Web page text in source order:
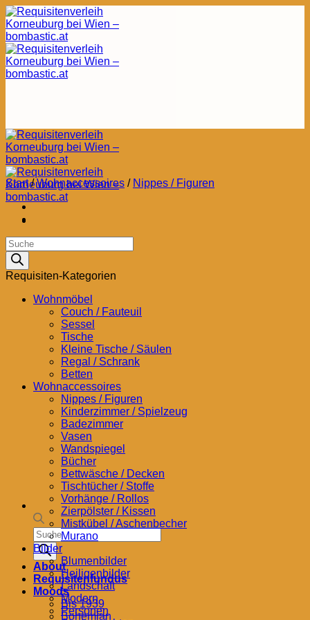
Zum
Inhalt
springen
Products
search
About
Requisitenfundus
Moods
Bis 1939
Bohemian
Start / Wohnaccessoires / Nippes / Figuren
Products
search
Requisiten-Kategorien
Wohnmöbel
Couch / Fauteuil
Sessel
Tische
Kleine Tische / Säulen
Regal / Schrank
Betten
Wohnaccessoires
Nippes / Figuren
Kinderzimmer / Spielzeug
Badezimmer
Vasen
Wandspiegel
Bücher
Bettwäsche / Decken
Tischtücher / Stoffe
Vorhänge / Rollos
Zierpölster / Kissen
Mistkübel / Aschenbecher
Murano
Bilder
Blumenbilder
Heiligenbilder
Landschaft
Modern
Personen